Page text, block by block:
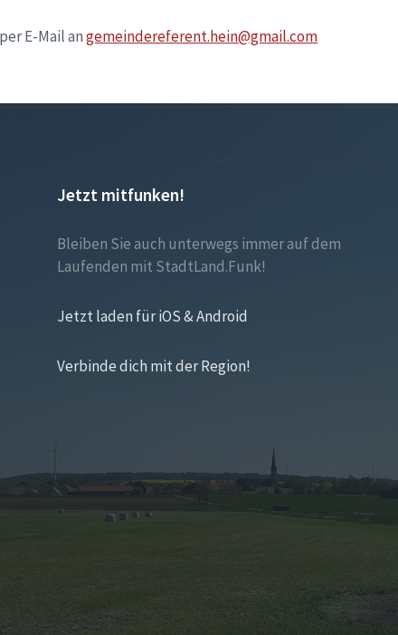
E-Mail angemeindereferent.hein@gmail.com
Jetzt mitfunken!
Bleiben Sie auch unterwegs immer auf dem
Laufenden mit StadtLand.Funk!
Jetzt laden für iOS & Android
Verbinde dich mit der Region!